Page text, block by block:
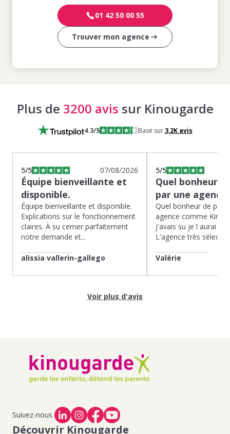
01 42 50 00 55
Trouver mon agence
Plus de 3200 avis sur Kinougarde
4.3/5 Basé sur 3,2Kavis
5/5 07/08/2026
Équipe bienveillante et
disponible.
Équipe bienveillante et disponible.
Explications sur le fonctionnement
claires. À su cerner parfaitement
notre demande et...
alissia vallerin-gallego
5/5
Quel bonheur
par une
Quel bonheur de
agence comme
j'avais su je l aurai
L'agence très
Valérie
Voir plus d'avis
Suivez-nous
Découvrir Kinougarde